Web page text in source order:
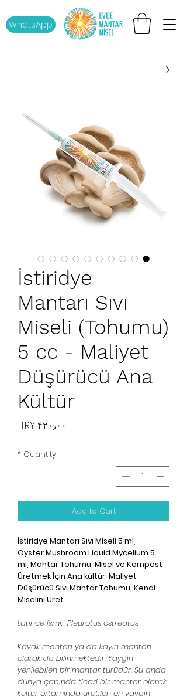
WhatsApp
İstiridye
Mantarı Sıvı
Miseli (Tohumu)
5 cc - Maliyet
Düşürücü Ana
Kültür
‎TRY ۴۲۰٫۰۰
Quantity
*
Add to Cart
İstiridye Mantarı Sıvı Miseli 5 ml,
Oyster Mushroom Liquid Mycelium 5
ml, Mantar Tohumu, Misel ve Kompost
Üretmek İçin Ana kültür, Maliyet
Düşürücü Sıvı Mantar Tohumu, Kendi
Miselini Üret
Latince ismi: Pleurotus ostreatus
Kavak mantarı ya da kayın mantarı
olarak da bilinmektedir. Yaygın
yenilebilen bir mantar türüdür. Şu anda
dünya çapında ticari bir mantar olarak
kültür ortamında üretilen en yaygın